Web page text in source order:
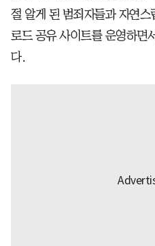
절 알게 된 범죄자들과 자연
로드 공유 사이트를 운영하면
다.